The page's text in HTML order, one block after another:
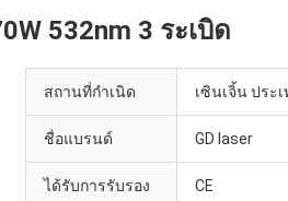
532nm 3 ระเบิด
สถานที่กำเนิด เซินเจิ้น ประ
ชื่อแบรนด์ GD laser
ได้รับการรับรอง CE